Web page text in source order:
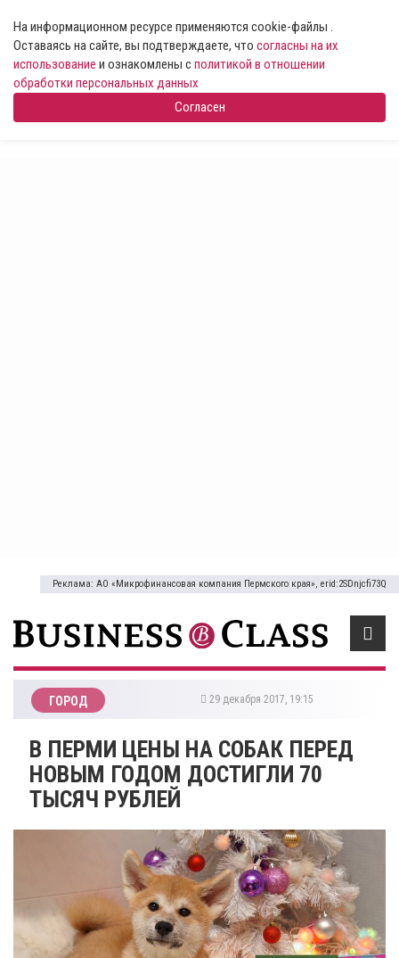
На информационном ресурсе применяются cookie-файлы .
Оставаясь на сайте, вы подтверждаете, что согласны на их
использование и ознакомлены сполитикой в отношении
обработки персональных данных
Согласен
Реклама: АО «Микрофинансовая компания Пермского края», erid:2SDnjcfi73Q
ГОРОД 29 декабря 2017, 19:15
В ПЕРМИ ЦЕНЫ НА СОБАК ПЕРЕД
НОВЫМ ГОДОМ ДОСТИГЛИ 70
ТЫСЯЧ РУБЛЕЙ